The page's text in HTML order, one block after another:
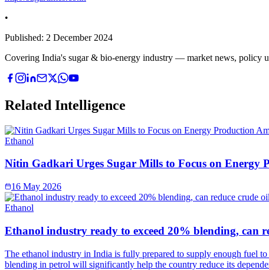
•
Published: 2 December 2024
Covering India's sugar & bio-energy industry — market news, policy
Related Intelligence
Ethanol
Nitin Gadkari Urges Sugar Mills to Focus on Energy
16 May 2026
Ethanol
Ethanol industry ready to exceed 20% blending, can
The ethanol industry in India is fully prepared to supply enough fuel
blending in petrol will significantly help the country reduce its